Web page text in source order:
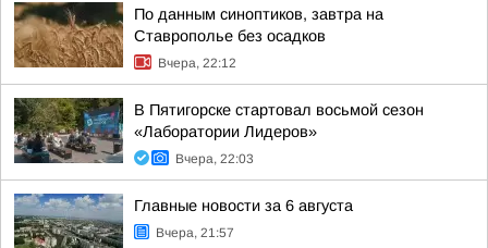
По данным синоптиков, завтра на
Ставрополье без осадков
Вчера, 22:12
В Пятигорске стартовал восьмой сезон
«Лаборатории Лидеров»
Вчера, 22:03
Главные новости за 6 августа
Вчера, 21:57